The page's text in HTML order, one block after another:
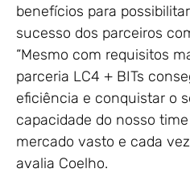
benefícios para
sucesso dos parceiros
“Mesmo com requisitos
parceria LC4 + BITs
eficiência e conquistar o
capacidade do nosso
mercado vasto e cada
avalia Coelho.